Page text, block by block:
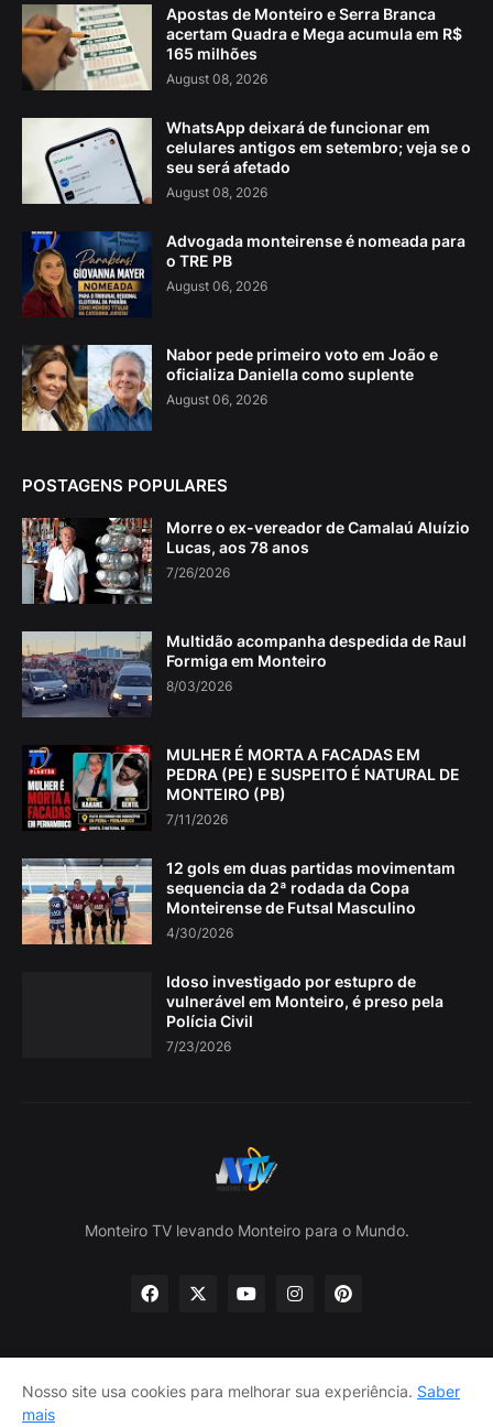
Apostas de Monteiro e Serra Branca
acertam Quadra e Mega acumula em R$
165 milhões
August 08, 2026
WhatsApp deixará de funcionar em
celulares antigos em setembro; veja se o
seu será afetado
August 08, 2026
Advogada monteirense é nomeada para
o TRE PB
August 06, 2026
Nabor pede primeiro voto em João e
oficializa Daniella como suplente
August 06, 2026
POSTAGENS POPULARES
Morre o ex-vereador de Camalaú Aluízio
Lucas, aos 78 anos
7/26/2026
Multidão acompanha despedida de Raul
Formiga em Monteiro
8/03/2026
MULHER É MORTA A FACADAS EM
PEDRA (PE) E SUSPEITO É NATURAL DE
MONTEIRO (PB)
7/11/2026
12 gols em duas partidas movimentam
sequencia da 2ª rodada da Copa
Monteirense de Futsal Masculino
4/30/2026
Idoso investigado por estupro de
vulnerável em Monteiro, é preso pela
Polícia Civil
7/23/2026
Monteiro TV levando Monteiro para o Mundo.
Home Sobre nós
política de Privacidade
Nosso site usa cookies para melhorar sua experiência. Saber
mais